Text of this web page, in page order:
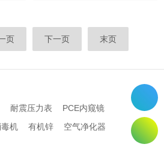
页 下一页 末页
耐震压力表
PCE内窥镜
机 有机锌
空气净化器